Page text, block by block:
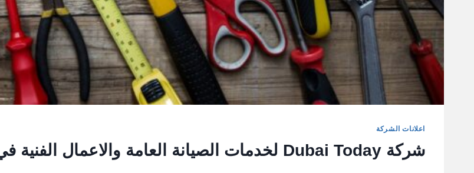
اعلانات الشركة
شركة Dubai Today لخدمات الصيانة العامة والاعمال الفنية في الامارات